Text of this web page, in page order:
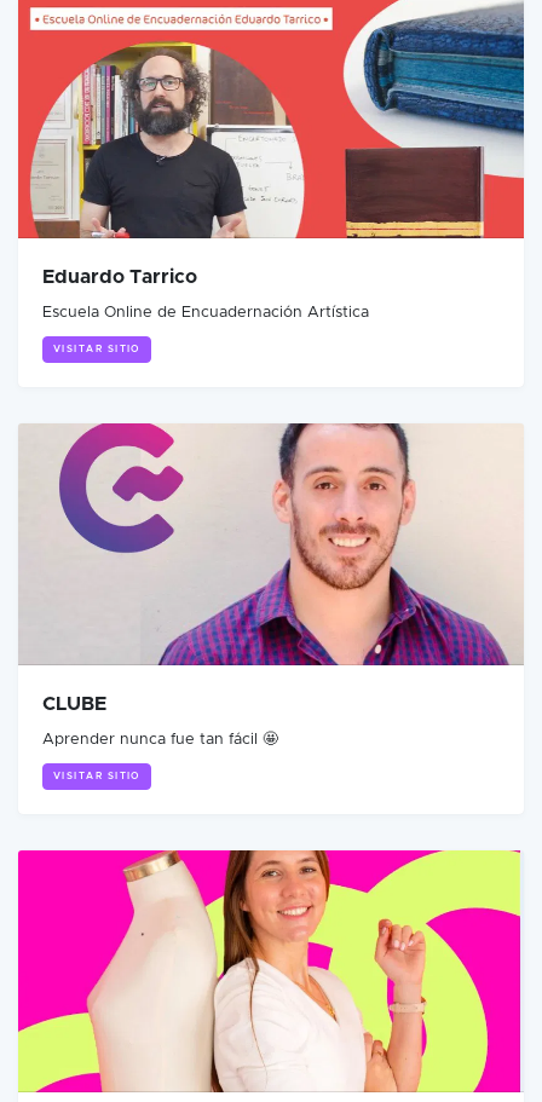
Eduardo Tarrico
Escuela Online de Encuadernación Artística
VISITAR SITIO
CLUBE
Aprender nunca fue tan fácil 🤩
VISITAR SITIO